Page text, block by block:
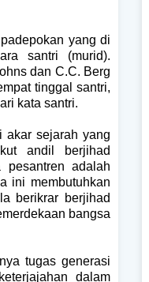
yang di
santri (murid).
dan C.C. Berg
tinggal santri,
kata santri.
akar sejarah yang
andil berjihad
pesantren adalah
ini membutuhkan
berikrar berjihad
bangsa
tugas generasi
dalam